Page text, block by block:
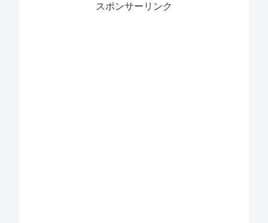
スポンサーリンク